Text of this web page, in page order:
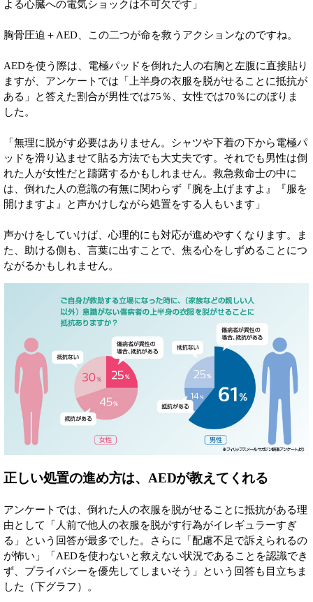
よる心臓への電気ショックは不可欠です」
胸骨圧迫＋AED、この二つが命を救うアクションなのですね。
AEDを使う際は、電極パッドを倒れた人の右胸と左腹に直接貼り
ますが、アンケートでは「上半身の衣服を脱がせることに抵抗が
ある」と答えた割合が男性では75％、女性では70％にのぼりま
した。
「無理に脱がす必要はありません。シャツや下着の下から電極パ
ッドを滑り込ませて貼る方法でも大丈夫です。それでも男性は倒
れた人が女性だと躊躇するかもしれません。救急救命士の中に
は、倒れた人の意識の有無に関わらず『腕を上げますよ』『服を
開けますよ』と声かけしながら処置をする人もいます」
声かけをしていけば、心理的にも対応が進めやすくなります。ま
た、助ける側も、言葉に出すことで、焦る心をしずめることにつ
ながるかもしれません。
正しい処置の進め方は、AEDが教えてくれる
アンケートでは、倒れた人の衣服を脱がせることに抵抗がある理
由として「人前で他人の衣服を脱がす行為がイレギュラーすぎ
る」という回答が最多でした。さらに「配慮不足で訴えられるの
が怖い」「AEDを使わないと救えない状況であることを認識でき
ず、プライバシーを優先してしまいそう」という回答も目立ちま
した（下グラフ）。